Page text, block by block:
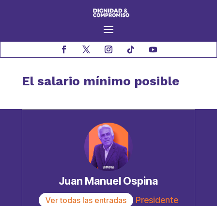
El salario mínimo posible
Juan Manuel Ospina
Ver todas las entradas
Presidente